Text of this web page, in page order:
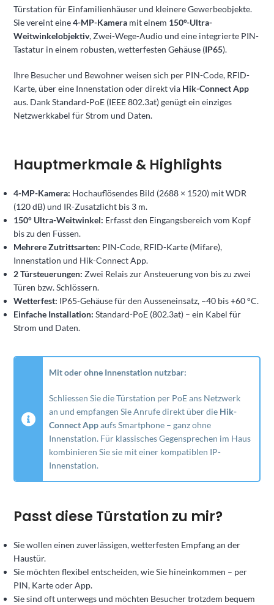
Türstation für Einfamilienhäuser und kleinere Gewerbeobjekte.
Sie vereint eine4-MP-Kamera mit einem 150°-Ultra-
Weitwinkelobjektiv, Zwei-Wege-Audio und eine integrierte PIN-
Tastatur in einem robusten, wetterfesten Gehäuse (IP65).
Ihre Besucher und Bewohner weisen sich per PIN-Code, RFID-
Karte, über eine Innenstation oder direkt via Hik-Connect App
aus. Dank Standard-PoE (IEEE 802.3at) genügt ein einziges
Netzwerkkabel für Strom und Daten.
Hauptmerkmale & Highlights
4-MP-Kamera: Hochauflösendes Bild (2688 × 1520) mit WDR
(120 dB) und IR-Zusatzlicht bis 3 m.
150° Ultra-Weitwinkel: Erfasst den Eingangsbereich vom Kopf
bis zu den Füssen.
Mehrere Zutrittsarten: PIN-Code, RFID-Karte (Mifare),
Innenstation und Hik-Connect App.
2 Türsteuerungen: Zwei Relais zur Ansteuerung von bis zu zwei
Türen bzw. Schlössern.
Wetterfest: IP65-Gehäuse für den Ausseneinsatz, −40 bis +60 °C.
Einfache Installation: Standard-PoE (802.3at) – ein Kabel für
Strom und Daten.
Mit oder ohne Innenstation nutzbar:
Schliessen Sie die Türstation per PoE ans Netzwerk
an und empfangen Sie Anrufe direkt über die Hik-
Connect Appaufs Smartphone – ganz ohne
Innenstation. Für klassisches Gegensprechen im Haus
kombinieren Sie sie mit einer kompatiblen IP-
Innenstation.
Passt diese Türstation zu mir?
Sie wollen einen zuverlässigen, wetterfesten Empfang an der
Haustür.
Sie möchten flexibel entscheiden, wie Sie hineinkommen – per
PIN, Karte oder App.
Sie sind oft unterwegs und möchten Besucher trotzdem bequem